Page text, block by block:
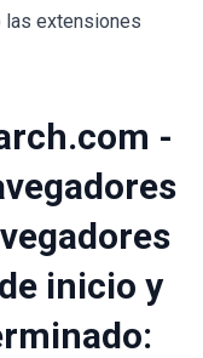
las extensiones
-
inicio y